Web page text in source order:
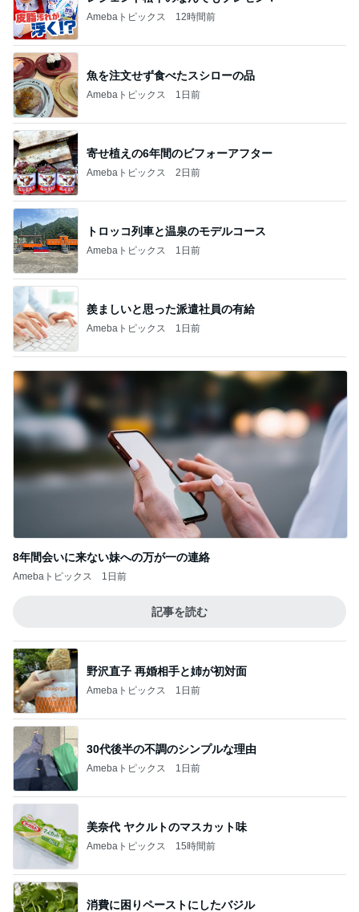
Amebaトピックス 12時間前
魚を注文せず食べたスシローの品
Amebaトピックス 1日前
寄せ植えの6年間のビフォーアフター
Amebaトピックス 2日前
トロッコ列車と温泉のモデルコース
Amebaトピックス 1日前
羨ましいと思った派遣社員の有給
Amebaトピックス 1日前
8年間会いに来ない妹への万が一の連絡
Amebaトピックス 1日前
記事を読む
野沢直子 再婚相手と姉が初対面
Amebaトピックス 1日前
30代後半の不調のシンプルな理由
Amebaトピックス 1日前
美奈代 ヤクルトのマスカット味
Amebaトピックス 15時間前
消費に困りペーストにしたバジル